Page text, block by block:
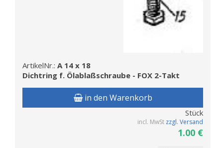
ArtikelNr.: A 14 x 18
Dichtring f. Ölablaßschraube - FOX 2-Takt
in den Warenkorb
Stück
incl. MwSt zzgl. Versand
1.00 €